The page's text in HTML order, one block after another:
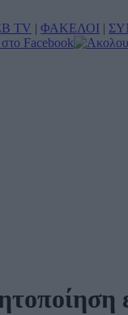
TV | ΦΑΚΕΛΟΙ |